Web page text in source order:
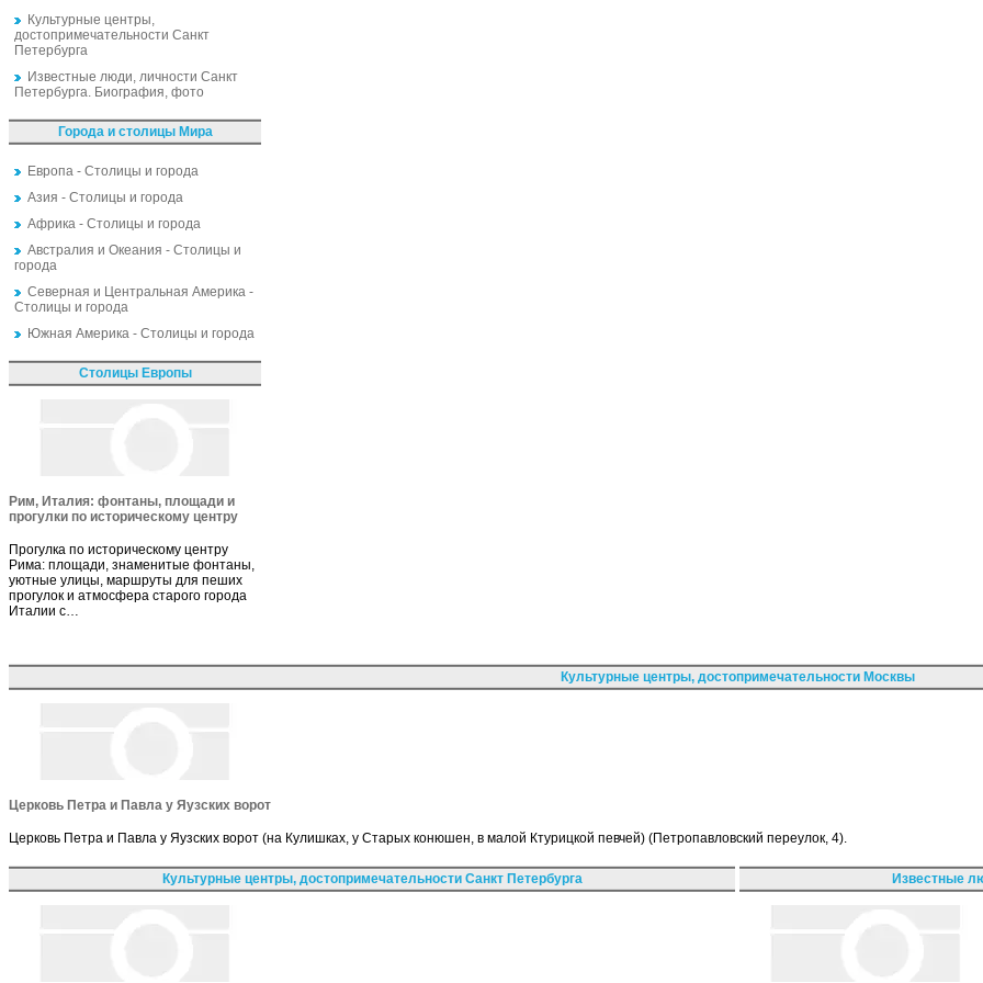
Культурные центры,
достопримечательности Санкт
Петербурга
Известные люди, личности Санкт
Петербурга. Биография, фото
Города и столицы Мира
Европа - Столицы и города
Азия - Столицы и города
Африка - Столицы и города
Австралия и Океания - Столицы и
города
Северная и Центральная Америка -
Столицы и города
Южная Америка - Столицы и города
Столицы Европы
Рим, Италия: фонтаны, площади и
прогулки по историческому центру
Прогулка по историческому центру
Рима: площади, знаменитые фонтаны,
уютные улицы, маршруты для пеших
прогулок и атмосфера старого города
Италии с…
Культурные центры, достопримечательности Москвы
Церковь Петра и Павла у Яузских ворот
Церковь Петра и Павла у Яузских ворот (на Кулишках, у Старых конюшен, в малой Ктурицкой певчей) (Петропавловский переулок, 4).
Культурные центры, достопримечательности Санкт Петербурга Известные